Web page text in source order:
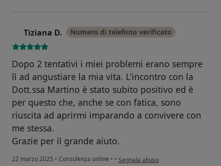
Tiziana D. Numero di telefono verificato
Dopo 2 tentativi i miei problemi erano sempre
lì ad angustiare la mia vita. L'incontro con la
Dott.ssa Martino è stato subito positivo ed è
per questo che, anche se con fatica, sono
riuscita ad aprirmi imparando a convivere con
me stessa.
Grazie per il grande aiuto.
22 marzo 2025 • Consulenza online • • secondo l'opinione dell'utente
Segnala abuso